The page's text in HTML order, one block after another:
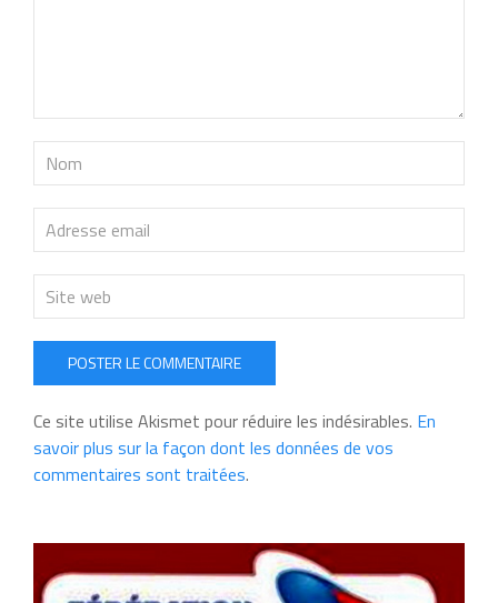
POSTER LE COMMENTAIRE
Ce site utilise Akismet pour réduire les indésirables. En
savoir plus sur la façon dont les données de vos
commentaires sont traitées.